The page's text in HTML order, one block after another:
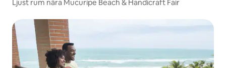
Ljust rum nära Mucuripe Beach & Handicraft Fair